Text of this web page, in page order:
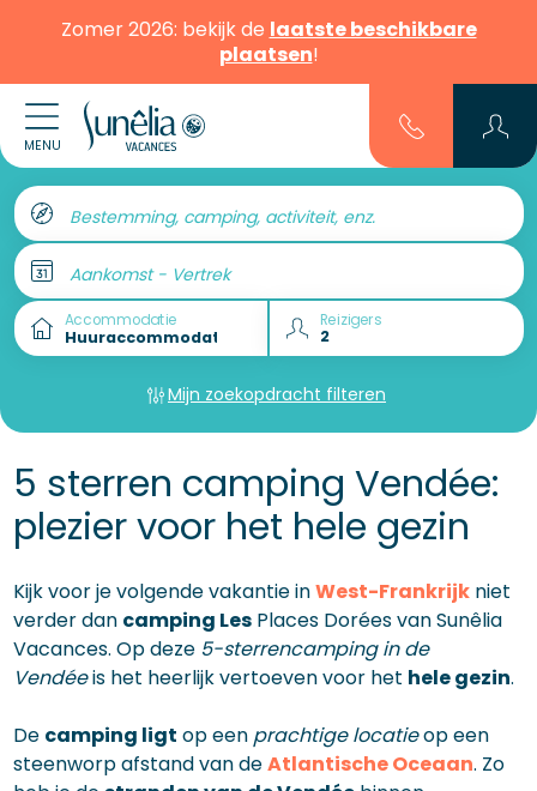
Zomer 2026: bekijk de laatste beschikbare
plaatsen!
MENU
Bestemming, camping, activiteit, enz.
Aankomst - Vertrek
Accommodatie Reizigers
Mijn zoekopdracht filteren
5 sterren camping Vendée:
plezier voor het hele gezin
Kijk voor je volgende vakantie inWest-Frankrijkniet
verder dan camping LesPlaces Dorées van Sunêlia
Vacances. Op deze 5-sterrencamping in de
Vendéeis het heerlijk vertoeven voor het hele gezin.
De camping ligt op een prachtige locatieop een
steenworp afstand van deAtlantische Oceaan. Zo